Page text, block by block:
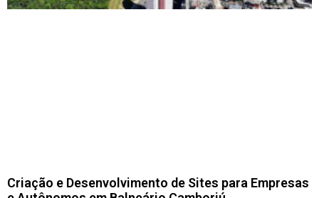
Criação e Desenvolvimento de Sites para Empresas